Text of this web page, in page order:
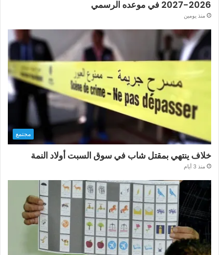
2026-2027 في موعده الرسمي
منذ يومين
مجتمع
خلاف ينتهي بمقتل شاب في سوق السبت أولاد النمة
منذ 3 أيام